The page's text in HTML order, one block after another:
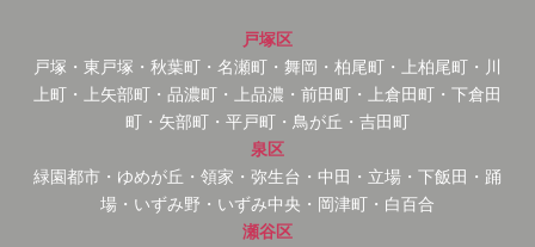
戸塚区
戸塚・東戸塚・秋葉町・名瀬町・舞岡・柏尾町・上柏尾町・川
上町・上矢部町・品濃町・上品濃・前田町・上倉田町・下倉田
町・矢部町・平戸町・鳥が丘・吉田町
泉区
緑園都市・ゆめが丘・領家・弥生台・中田・立場・下飯田・踊
場・いずみ野・いずみ中央・岡津町・白百合
瀬谷区